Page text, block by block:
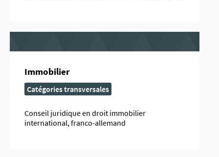
Immobilier
Catégories transversales
Conseil juridique en droit immobilier
international, franco-allemand